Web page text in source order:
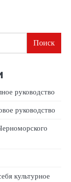
Поиск
руководство
руководство
культурное